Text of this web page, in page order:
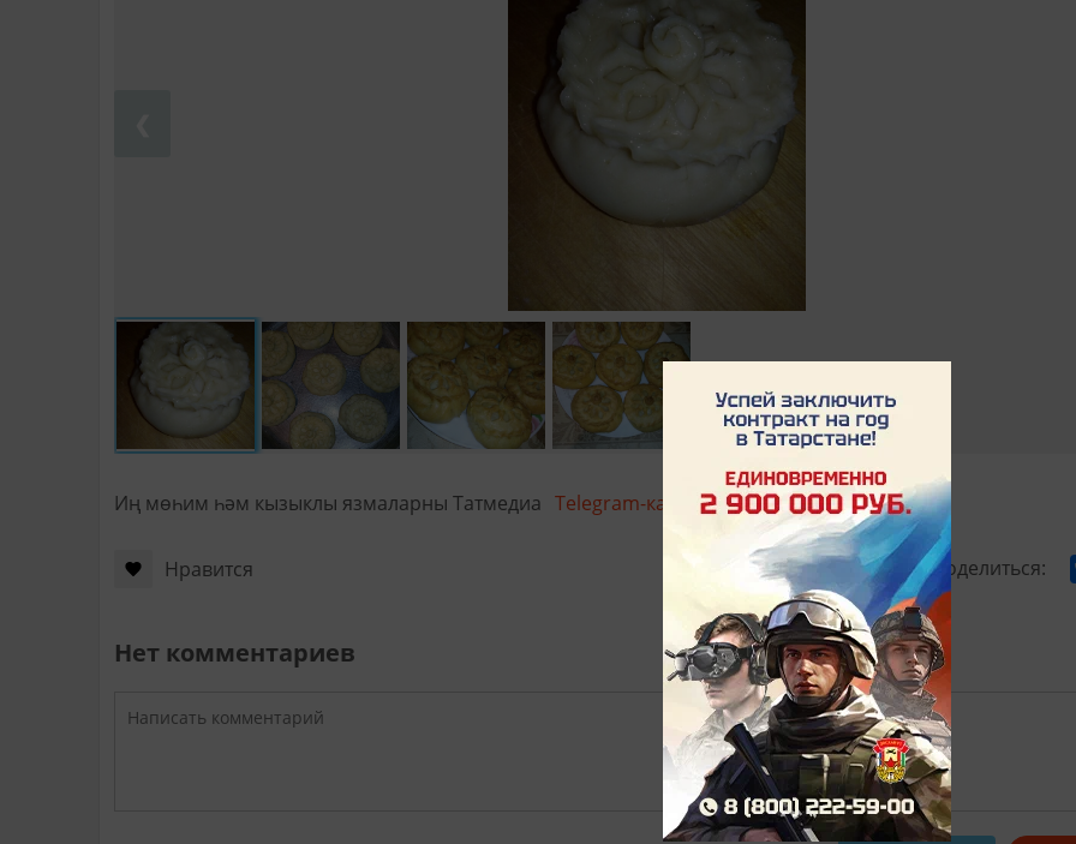
Иң мөһим һәм кызыклы язмаларны Татмедиа Telegram-каналында укыгыз
Нравится Поделиться:
Нет комментариев